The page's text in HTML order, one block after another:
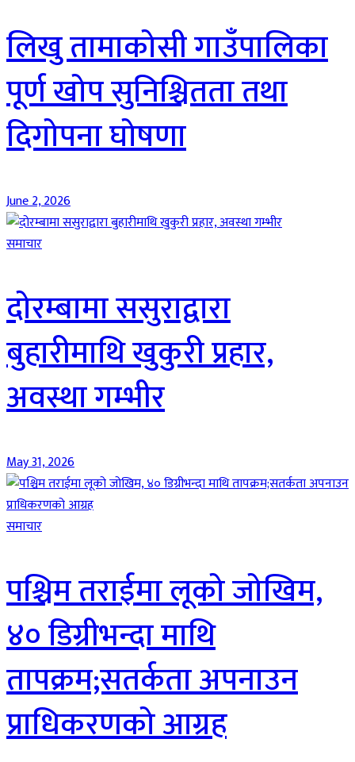
लिखु तामाकोसी गाउँपालिका
पूर्ण खोप सुनिश्चितता तथा
दिगोपना घोषणा
June 2, 2026
समाचार
दोरम्बामा ससुराद्वारा
बुहारीमाथि खुकुरी प्रहार,
अवस्था गम्भीर
May 31, 2026
समाचार
पश्चिम तराईमा लूको जोखिम,
४० डिग्रीभन्दा माथि
तापक्रम;सतर्कता अपनाउन
प्राधिकरणको आग्रह